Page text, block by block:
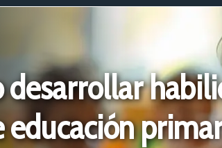
desarrollar
educación